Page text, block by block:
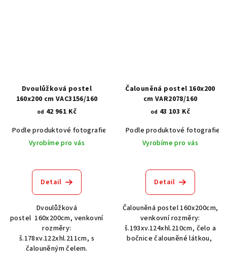
Dvoulůžková postel
160x200 cm VAC3156/160
od 42 961 Kč
Podle produktové fotografie
Bílá Bílá s patinou BT9001-A6
Vyrobíme pro vás
Detail
Dvoulůžková
postel 160x200cm, venkovní
rozměry:
š.178xv.122xhl.211cm, s
čalouněným čelem.
Čalouněná postel 160x200
cm VAR2078/160
od 43 103 Kč
Podle produktové fotografie
Vyrobíme pro vás
Detail
Čalouněná postel 160x200cm,
venkovní rozměry:
š.193xv.124xhl.210cm, čelo a
bočnice čalouněné látkou,